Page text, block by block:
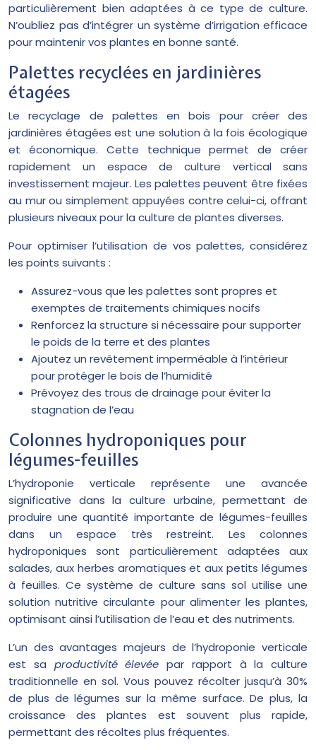
particulièrement bien adaptées à ce type de culture.
N’oubliez pas d’intégrer un système d’irrigation efficace
pour maintenir vos plantes en bonne santé.
Palettes recyclées en jardinières
étagées
Le recyclage de palettes en bois pour créer des
jardinières étagées est une solution à la fois écologique
et économique. Cette technique permet de créer
rapidement un espace de culture vertical sans
investissement majeur. Les palettes peuvent être fixées
au mur ou simplement appuyées contre celui-ci, offrant
plusieurs niveaux pour la culture de plantes diverses.
Pour optimiser l’utilisation de vos palettes, considérez
les points suivants :
Assurez-vous que les palettes sont propres et
exemptes de traitements chimiques nocifs
Renforcez la structure si nécessaire pour supporter
le poids de la terre et des plantes
Ajoutez un revêtement imperméable à l’intérieur
pour protéger le bois de l’humidité
Prévoyez des trous de drainage pour éviter la
stagnation de l’eau
Colonnes hydroponiques pour
légumes-feuilles
L’hydroponie verticale représente une avancée
significative dans la culture urbaine, permettant de
produire une quantité importante de légumes-feuilles
dans un espace très restreint. Les colonnes
hydroponiques sont particulièrement adaptées aux
salades, aux herbes aromatiques et aux petits légumes
à feuilles. Ce système de culture sans sol utilise une
solution nutritive circulante pour alimenter les plantes,
optimisant ainsi l’utilisation de l’eau et des nutriments.
L’un des avantages majeurs de l’hydroponie verticale
est sa productivité élevée par rapport à la culture
traditionnelle en sol. Vous pouvez récolter jusqu’à 30%
de plus de légumes sur la même surface. De plus, la
croissance des plantes est souvent plus rapide,
permettant des récoltes plus fréquentes.